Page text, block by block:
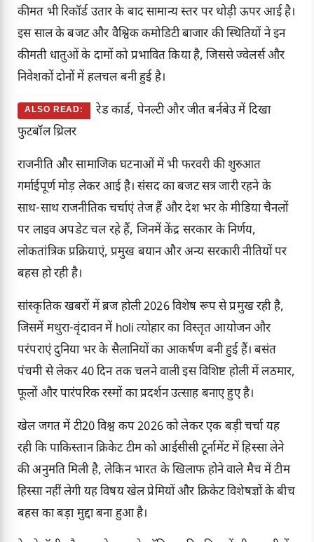
कीमत भी रिकॉर्ड उतार के बाद सामान्य स्तर पर थोड़ी ऊपर आई है।
इस साल के बजट और वैश्विक कमोडिटी बाजार की स्थितियों ने इन
कीमती धातुओं के दामों को प्रभावित किया है, जिससे ज्वेलर्स और
निवेशकों दोनों में हलचल बनी हुई है।
ALSO READ:
रेड कार्ड, पेनल्टी और जीत बर्नबेउ में दिखा
फुटबॉल थ्रिलर
राजनीति और सामाजिक घटनाओं में भी फरवरी की शुरुआत
गर्माईपूर्ण मोड़ लेकर आई है। संसद का बजट सत्र जारी रहने के
साथ-साथ राजनीतिक चर्चाएं तेज हैं और देश भर के मीडिया चैनलों
पर लाइव अपडेट चल रहे हैं, जिनमें केंद्र सरकार के निर्णय,
लोकतांत्रिक प्रक्रियाएं, प्रमुख बयान और अन्य सरकारी नीतियों पर
बहस हो रही है।
सांस्कृतिक खबरों में ब्रज होली 2026 विशेष रूप से प्रमुख रही है,
जिसमें मथुरा-वृंदावन में holi त्योहार का विस्तृत आयोजन और
परंपराएं दुनिया भर के सैलानियों का आकर्षण बनी हुई हैं। बसंत
पंचमी से लेकर 40 दिन तक चलने वाली इस विशिष्ट होली में लठमार,
फूलों और पारंपरिक रस्मों का प्रदर्शन उत्साह बनाए हुए है।
खेल जगत में टी20 विश्व कप 2026 को लेकर एक बड़ी चर्चा यह
रही कि पाकिस्तान क्रिकेट टीम को आईसीसी टूर्नामेंट में हिस्सा लेने
की अनुमति मिली है, लेकिन भारत के खिलाफ होने वाले मैच में टीम
हिस्सा नहीं लेगी यह विषय खेल प्रेमियों और क्रिकेट विशेषज्ञों के बीच
बहस का बड़ा मुद्दा बना हुआ है।